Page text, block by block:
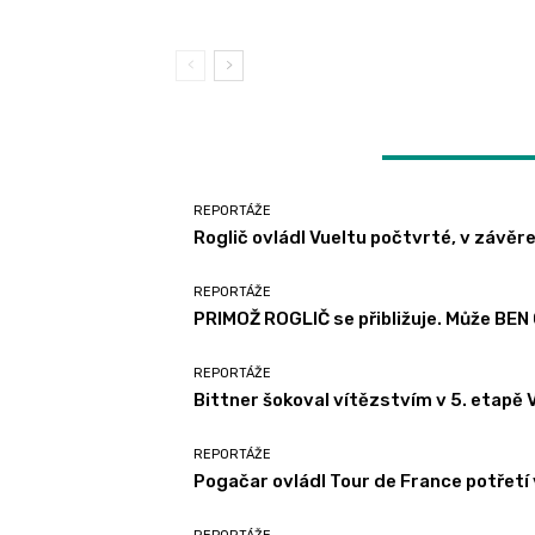
REPORTÁŽE
Roglič ovládl Vueltu počtvrté, v
REPORTÁŽE
PRIMOŽ ROGLIČ se přibližuje. Může
REPORTÁŽE
Bittner šokoval vítězstvím v 5. etapě
REPORTÁŽE
Pogačar ovládl Tour de France potřetí